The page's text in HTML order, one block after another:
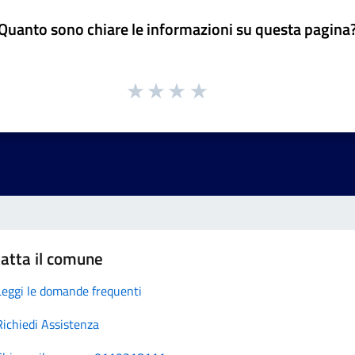
sono chiare le informazioni su questa
il comune
le domande frequenti
Assistenza